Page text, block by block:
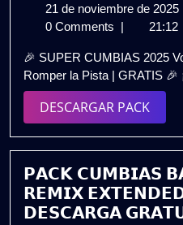
21 de noviembre de 2025
0 Comments
21:12
🎉 SUPER CUMBIAS 2025
Romper la Pista | GRATIS 🎉
DESCARGAR PACK
PACK
𝗣𝗔𝗖𝗞 𝗖𝗨𝗠𝗕𝗜𝗔𝗦
𝗥𝗘𝗠𝗜𝗫
𝗗𝗘𝗦𝗖𝗔𝗥𝗚𝗔